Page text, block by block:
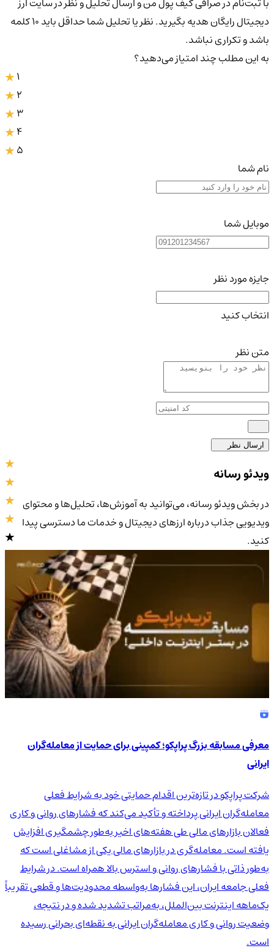
دیجیتال رایگان هدیه بگیرید. نظر یا تحلیل شما حداقل باید ۱۰ کلمه
باشد و تکراری نباشد.
به این مطلب چند امتیاز می‌دهید؟
3
4
5
نام شما
موبایل شما
جایزه مورد نظر
انتخاب کنید
متن نظر
ارسال نظر
4.9/5
ویدئو رسانه
در بخش ویدئو رسانه، می‌توانید به آموزش‌ها، تحلیل‌ها و محتوای
ویدیویی جذاب درباره ارزهای دیجیتال و خدمات ما دسترسی پیدا
کنید.
معرفی مسابقه بزرگ پراپکو؛ کمپینی برای حمایت از معامله‌گران
ایرانی
شرکت پراپکو در تازه‌ترین اقدام حمایتی خود به شرایط فعلی
معامله‌گران ایرانی پرداخته و تأکید می‌کند که فشارهای روانی و کاری
فعالان بازارهای مالی طی هفته‌های اخیر به‌طور چشمگیری افزایش
یافته است. معامله‌گری در بازارهای مالی یکی از مشاغلی است که
به‌طور ذاتی با فشارهای روانی و استرس بالا همراه است. در شرایط
فعلی جامعه ایران، این فشارها به‌واسطه محدودیت‌ها و قطعی تقریباً
یک‌ماهه اینترنت بین‌الملل، به‌مراتب تشدید شده و در نتیجه،
وضعیت روانی و کاری معامله‌گران ایرانی به نقطه‌ای بحرانی رسیده
است.